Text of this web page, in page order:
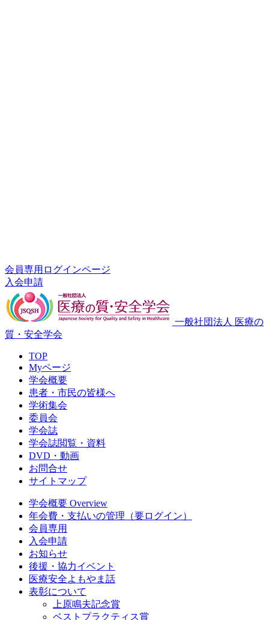
会員専用ログインページ
入会申請
一般社団法人 医療の
質・安全学会
TOP
Myページ
学会概要
患者・市民の皆様へ
学術集会
委員会
学会誌
学会誌閲覧・資料
DVD・動画
お問合せ
サイトマップ
学会概要 Overview
年会費・支払いの管理（要ログイン）
会員専用
入会申請
お知らせ
後援・協力イベント
医療安全よもやま話
表彰について
上原鳴夫記念賞
ベストプラクティス賞